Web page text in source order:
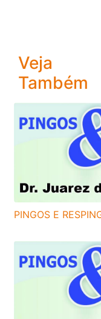
Veja
Também
PINGOS E